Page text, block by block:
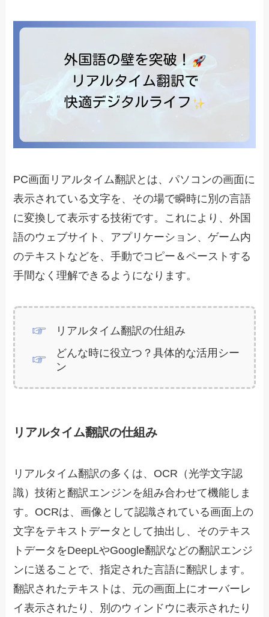
PC画面リアルタイム翻訳とは、パソコンの画面に
表示されている文字を、その場で瞬時に別の言語
に変換して表示する技術です。これにより、外国
語のウェブサイト、アプリケーション、ゲーム内
のテキストなどを、手動でコピー＆ペーストする
手間なく理解できるようになります。
リアルタイム翻訳の仕組み
どんな時に役立つ？具体的な活用シー
ン
リアルタイム翻訳の仕組み
リアルタイム翻訳の多くは、OCR（光学文字認
識）技術と翻訳エンジンを組み合わせて機能しま
す。OCRは、画像として認識されている画面上の
文字をテキストデータとして抽出し、そのテキス
トデータをDeepLやGoogle翻訳などの翻訳エンジ
ンに送ることで、指定された言語に翻訳します。
翻訳されたテキストは、元の画面上にオーバーレ
イ表示されたり、別のウィンドウに表示されたり